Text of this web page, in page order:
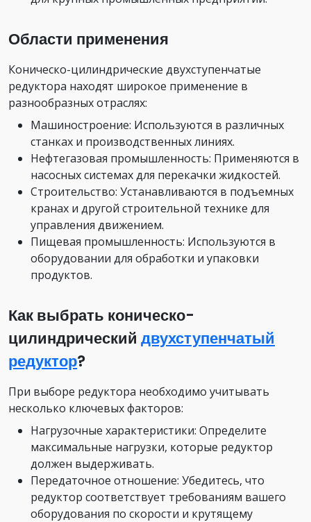
Области применения
Коническо-цилиндрические двухступенчатые
редуктора находят широкое применение в
разнообразных отраслях:
Машиностроение: Используются в различных
станках и производственных линиях.
Нефтегазовая промышленность: Применяются в
насосных системах для перекачки жидкостей.
Строительство: Устанавливаются в подъемных
кранах и другой строительной технике для
управления движением.
Пищевая промышленность: Используются в
оборудовании для обработки и упаковки
продуктов.
Как выбрать коническо-
цилиндрический двухступенчатый
редуктор?
При выборе редуктора необходимо учитывать
несколько ключевых факторов:
Нагрузочные характеристики: Определите
максимальные нагрузки, которые редуктор
должен выдерживать.
Передаточное отношение: Убедитесь, что
редуктор соответствует требованиям вашего
оборудования по скорости и крутящему